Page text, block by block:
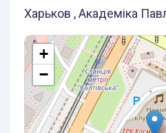
Харьков , Академіка
+
−